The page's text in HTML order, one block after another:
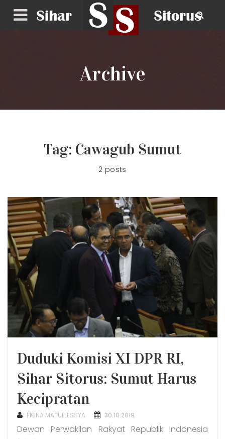
Archive
Tag: Cawagub Sumut
2 posts
Duduki Komisi XI DPR RI,
Sihar Sitorus: Sumut Harus
Kecipratan
FIONA MATULLESSYA
POSTED
30.10.2019
Dewan Perwakilan Rakyat Republik Indonesia